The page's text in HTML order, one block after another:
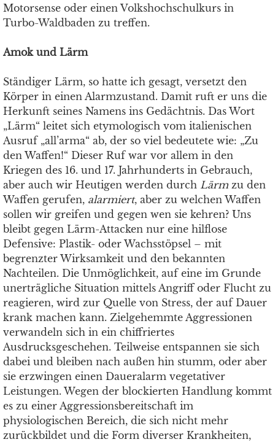
Motorsense oder einen Volkshochschulkurs in
Turbo-Waldbaden zu treffen.
Amok und Lärm
Ständiger Lärm, so hatte ich gesagt, versetzt den
Körper in einen Alarmzustand. Damit ruft er uns die
Herkunft seines Namens ins Gedächtnis. Das Wort
„Lärm“ leitet sich etymologisch vom italienischen
Ausruf „all’arma“ ab, der so viel bedeutete wie: „Zu
den Waffen!“ Dieser Ruf war vor allem in den
Kriegen des 16. und 17. Jahrhunderts in Gebrauch,
aber auch wir Heutigen werden durch Lärm zu den
Waffen gerufen, alarmiert, aber zu welchen Waffen
sollen wir greifen und gegen wen sie kehren? Uns
bleibt gegen Lärm-Attacken nur eine hilflose
Defensive: Plastik- oder Wachsstöpsel – mit
begrenzter Wirksamkeit und den bekannten
Nachteilen. Die Unmöglichkeit, auf eine im Grunde
unerträgliche Situation mittels Angriff oder Flucht zu
reagieren, wird zur Quelle von Stress, der auf Dauer
krank machen kann. Zielgehemmte Aggressionen
verwandeln sich in ein chiffriertes
Ausdrucksgeschehen. Teilweise entspannen sie sich
dabei und bleiben nach außen hin stumm, oder aber
sie erzwingen einen Daueralarm vegetativer
Leistungen. Wegen der blockierten Handlung kommt
es zu einer Aggressionsbereitschaft im
physiologischen Bereich, die sich nicht mehr
zurückbildet und die Form diverser Krankheiten,